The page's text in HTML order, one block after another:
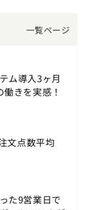
一覧ページ
ム導入3ヶ月
きを実感！
文点数平均
た9営業日で